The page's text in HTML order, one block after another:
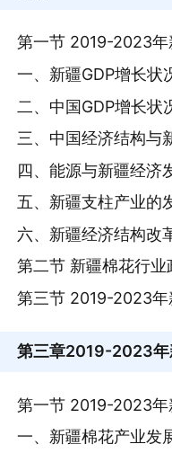
第一节 2019-2023
一、新疆GDP增长状
二、中国GDP增长状
三、中国经济结构与
四、能源与新疆经济
五、新疆支柱产业的
六、新疆经济结构改
第二节 新疆棉花行业
第三节 2019-2023
第三章2019-2023年
第一节 2019-2023
一、新疆棉花产业发